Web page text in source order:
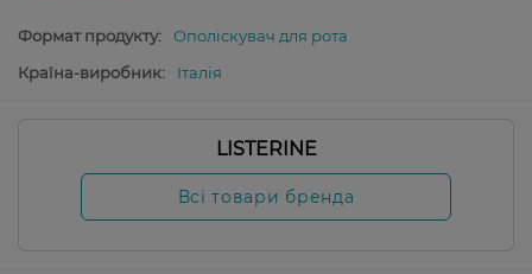
Формат продукту:
Ополіскувач для рота
Країна-виробник:
Італія
LISTERINE
Всі товари бренда